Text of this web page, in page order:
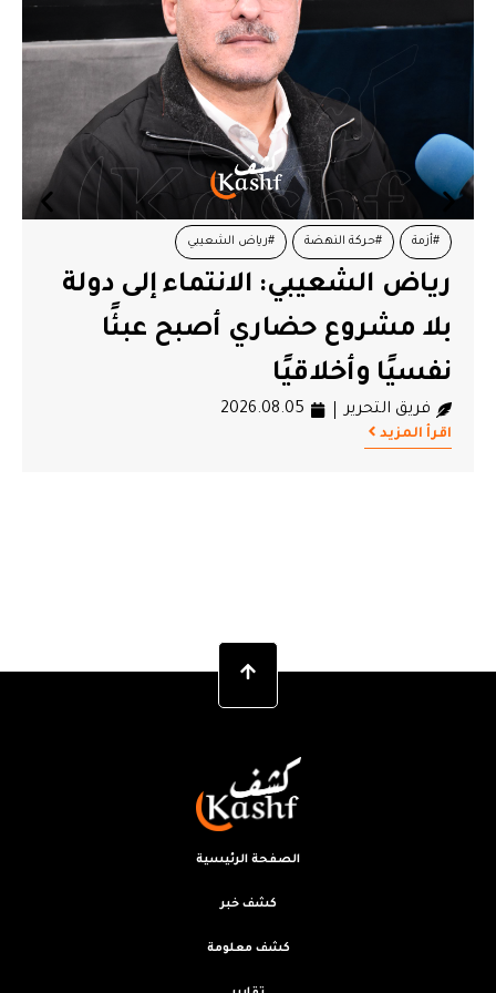
#أزمة #حركة النهضة #رياض الشعيبي
رياض الشعيبي: الانتماء إلى دولة
بلا مشروع حضاري أصبح عبئًا
نفسيًا وأخلاقيًا
فريق التحرير 2026.08.05
اقرأ المزيد
الصفحة الرئيسية
كشف خبر
كشف معلومة